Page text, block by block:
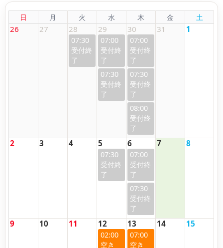
日 月 火 水 木 金 土
26 27 28
07:30
29
07:00
07:30
30
07:00
07:30
08:00
31 1
2 3 4 5
07:30
6
07:00
07:30
7 8
9 10 11 12
02:00
13
07:00
14 15